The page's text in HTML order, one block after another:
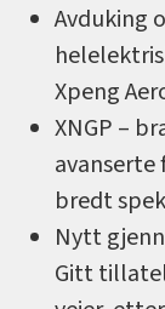
Avduking
Xpeng
XNGP –
bredt
Nytt
Gitt